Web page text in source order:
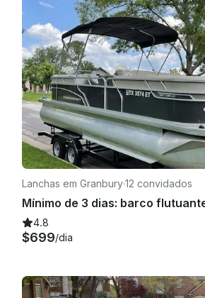
Lanchas em Granbury·12 convidados
4.8
$699/dia